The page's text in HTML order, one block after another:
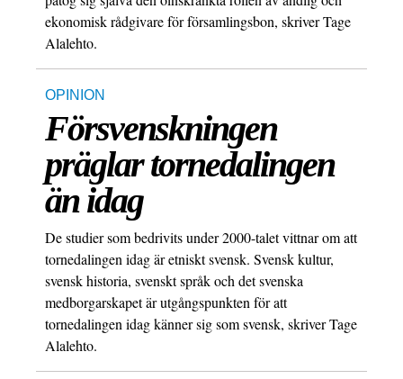
ekonomisk rådgivare för församlingsbon, skriver Tage
Alalehto.
OPINION
Försvenskningen
präglar tornedalingen
än idag
De studier som bedrivits under 2000-talet vittnar om att
tornedalingen idag är etniskt svensk. Svensk kultur,
svensk historia, svenskt språk och det svenska
medborgarskapet är utgångspunkten för att
tornedalingen idag känner sig som svensk, skriver Tage
Alalehto.